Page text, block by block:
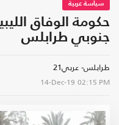
سياسة عربية
حكومة الوفاق
جنوبي طرابلس
طرابلس- عربي21
14-Dec-19 02:15 PM